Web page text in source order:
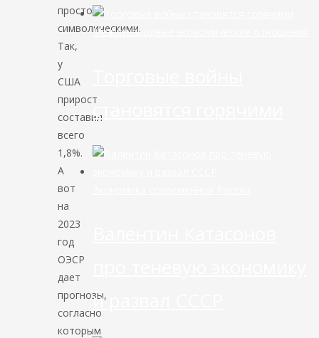
просто
символическими.
Так,
у
США
прирост
составил
всего
1,8%.
А
вот
на
2023
год
ОЭСР
дает
прогнозы,
согласно
которым
Международные экономические отношения
становятся горячими
и развал СССР